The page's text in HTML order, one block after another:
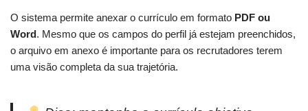
O sistema permite anexar o currículo em formato PDF ou
Word. Mesmo que os campos do perfil já estejam preenchidos,
o arquivo em anexo é importante para os recrutadores terem
uma visão completa da sua trajetória.